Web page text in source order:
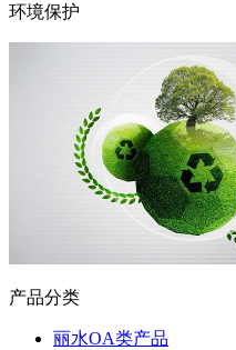
环境保护
产品分类
丽水OA类产品